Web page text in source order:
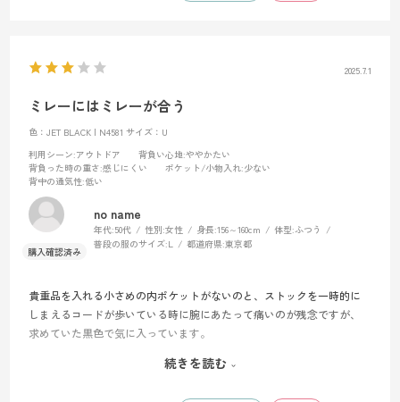
2025.7.1
ミレーにはミレーが合う
色：JET BLACK | N4581 サイズ：U
利用シーン:アウトドア 背負い心地:ややかたい
背負った時の重さ:感じにくい ポケット/小物入れ:少ない
背中の通気性:低い
no name
年代:50代 性別:女性 身長:156～160cm 体型:ふつう
普段の服のサイズ:L 都道府県:東京都
貴重品を入れる小さめの内ポケットがないのと、ストックを一時的に
しまえるコードが歩いている時に腕にあたって痛いのが残念ですが、
求めていた黒色で気に入っています。
ないのが、これに付けるとそうならないので、ミレーにはミレーだな
続きを読む